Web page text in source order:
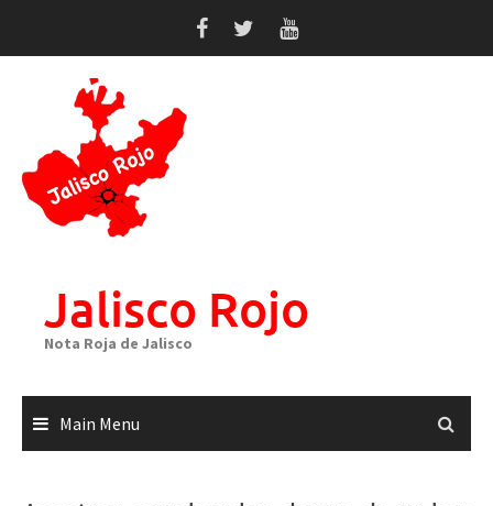
Jalisco Rojo
Nota Roja de Jalisco
Main Menu